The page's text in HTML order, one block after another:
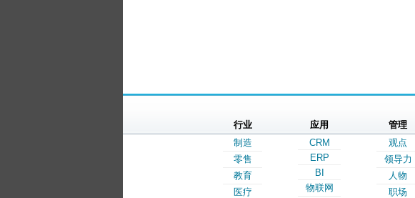
行业
制造
零售
教育
医疗
应用
CRM
ERP
BI
物联网
管理
观点
领导力
人物
职场